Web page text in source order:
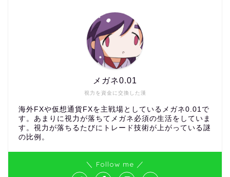
視力を資金に交換した漢
メガネ0.01
海外FXや仮想通貨FXを主戦場としているメガネ0.01で
す。あまりに視力が落ちてメガネ必須の生活をしていま
す。視力が落ちるたびにトレード技術が上がっている謎
の比例。
＼ Follow me ／